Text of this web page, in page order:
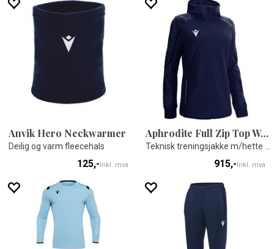
Anvik Hero Neckwarmer
Deilig og varm fleecehals
125,-Inkl. mva
Aphrodite Full Zip Top Woman
915,-Inkl. mva